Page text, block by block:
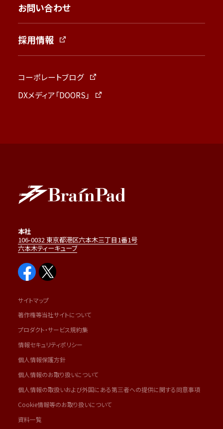
お問い合わせ
採用情報
コーポレートブログ
DXメディア「DOORS」
本社
106-0032 東京都港区六本木三丁目1番1号
六本木ティーキューブ
サイトマップ
著作権等当社サイトについて
プロダクト・サービス規約集
情報セキュリティポリシー
個人情報保護方針
個人情報のお取り扱いについて
個人情報の取扱いおよび外国にある第三者への提供に関する同意事項
Cookie情報等のお取り扱いについて
資料一覧